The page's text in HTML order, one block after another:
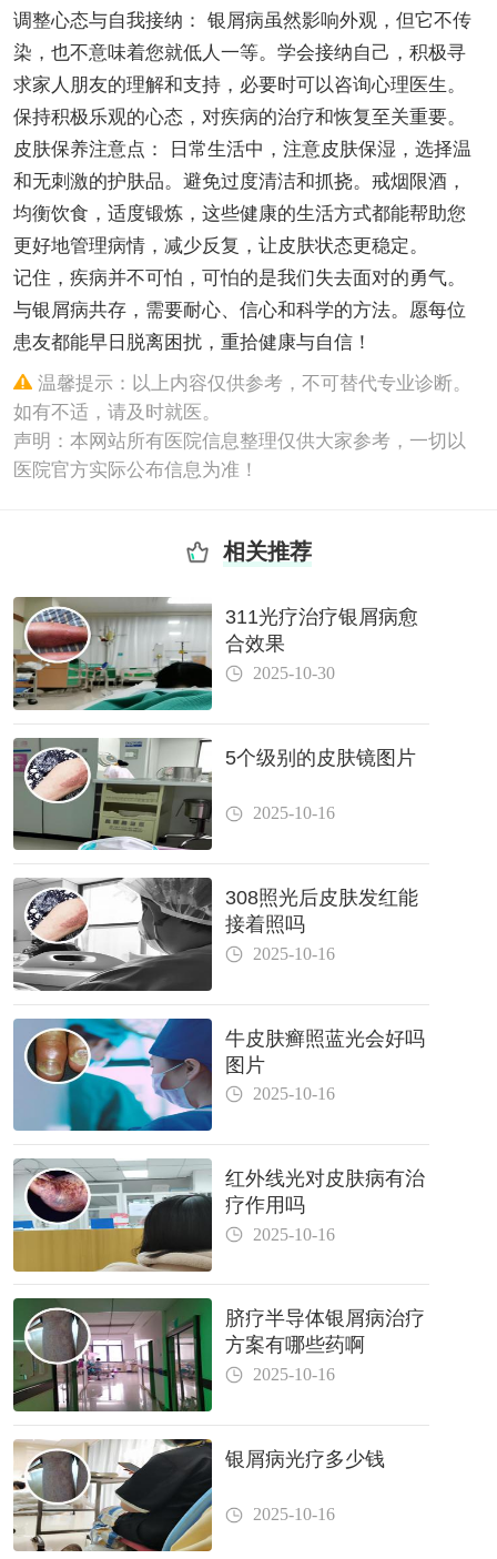
调整心态与自我接纳： 银屑病虽然影响外观，但它不传
染，也不意味着您就低人一等。学会接纳自己，积极寻
求家人朋友的理解和支持，必要时可以咨询心理医生。
保持积极乐观的心态，对疾病的治疗和恢复至关重要。
皮肤保养注意点： 日常生活中，注意皮肤保湿，选择温
和无刺激的护肤品。避免过度清洁和抓挠。戒烟限酒，
均衡饮食，适度锻炼，这些健康的生活方式都能帮助您
更好地管理病情，减少反复，让皮肤状态更稳定。
记住，疾病并不可怕，可怕的是我们失去面对的勇气。
与银屑病共存，需要耐心、信心和科学的方法。愿每位
患友都能早日脱离困扰，重拾健康与自信！
温馨提示：以上内容仅供参考，不可替代专业诊断。
如有不适，请及时就医。
声明：本网站所有医院信息整理仅供大家参考，一切以
医院官方实际公布信息为准！
相关推荐
311光疗治疗银屑病愈
合效果
2025-10-30
5个级别的皮肤镜图片
2025-10-16
308照光后皮肤发红能
接着照吗
2025-10-16
牛皮肤癣照蓝光会好吗
图片
2025-10-16
红外线光对皮肤病有治
疗作用吗
2025-10-16
脐疗半导体银屑病治疗
方案有哪些药啊
2025-10-16
银屑病光疗多少钱
2025-10-16